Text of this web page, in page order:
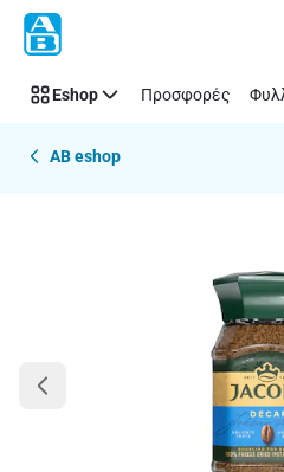
Παράλειψη
Eshop Προσφορές
AB eshop